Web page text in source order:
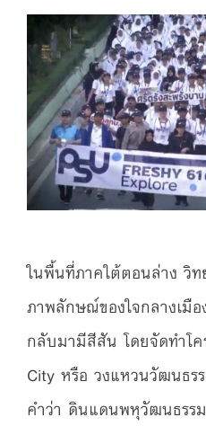
ในพื้นที่ภาคใต้ตอนล่าง วิท
ภาพลักษณ์ของใจกลางเมื
กลับมามีสีสัน โดยจัดทำโ
City หรือ วงแหวนวัฒนธร
คำว่า ดินแดนพหุวัฒนธรร